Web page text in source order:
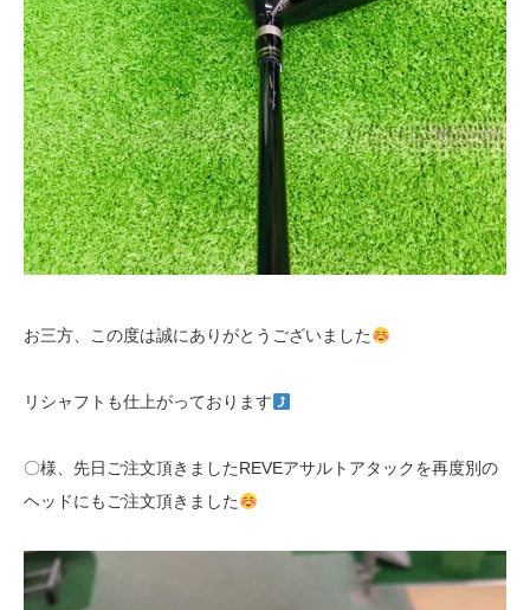
お三方、この度は誠にありがとうございました
リシャフトも仕上がっております
〇様、先日ご注文頂きましたREVEアサルトアタックを再度別の
ヘッドにもご注文頂きました